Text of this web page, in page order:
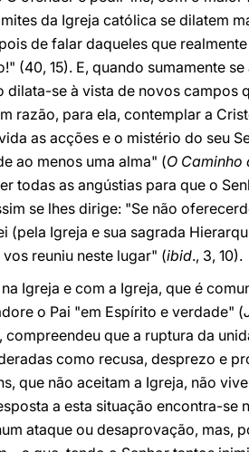
da Igreja católica se dilatem
de falar daqueles que
(40, 15). E, quando sumamente
se à vista de novos campos
razão, para ela, contemplar a
as acções e o mistério do seu
ao menos uma alma" (O
todas as angústias para que o
se lhes dirige: "Se não
Igreja e sua sagrada
reuniu neste lugar" (ibid., 3, 10).
Igreja e com a Igreja, que é
o Pai "em Espírito e verdade" (
que a ruptura da
como recusa, desprezo e
que não aceitam a Igreja, não
a esta situação encontra-se
ataque ou desaprovação, mas,